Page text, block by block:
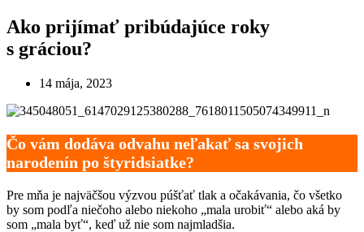
Ako prijímať pribúdajúce roky
s gráciou?
14 mája, 2023
Čo vám dodáva odvahu neľakať sa svojich
narodenín po štyridsiatke?
Pre mňa je najväčšou výzvou púšťať tlak a očakávania, čo všetko
by som podľa niečoho alebo niekoho „mala urobiť“ alebo aká by
som „mala byť“, keď už nie som najmladšia.